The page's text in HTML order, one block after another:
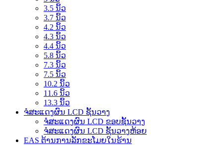
3.5 ນິ້ວ
3.7 ນິ້ວ
4.2 ນິ້ວ
4.3 ນິ້ວ
4.4 ນິ້ວ
5.8 ນິ້ວ
7.3 ນິ້ວ
7.5 ນິ້ວ
10.2 ນິ້ວ
11.6 ນິ້ວ
13.3 ນິ້ວ
ຈໍສະແດງຜົນ LCD ຊັ້ນວາງ
ຈໍສະແດງຜົນ LCD ຂອບຊັ້ນວາງ
ຈໍສະແດງຜົນ LCD ຊັ້ນວາງຫ້ອຍ
EAS ຕ້ານການລັກຂະໂມຍໃນຮ້ານ